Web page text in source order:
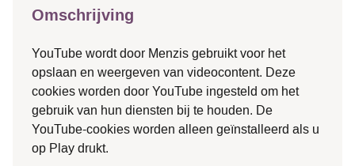
Omschrijving
YouTube wordt door Menzis gebruikt voor het
opslaan en weergeven van videocontent. Deze
cookies worden door YouTube ingesteld om het
gebruik van hun diensten bij te houden. De
YouTube-cookies worden alleen geïnstalleerd als u
op Play drukt.